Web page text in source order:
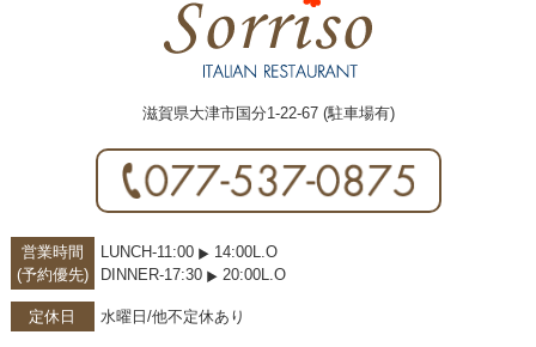
滋賀県大津市国分1-22-67 (駐車場有)
営業時間
(予約優先)
LUNCH-11:00
14:00L.O
DINNER-17:30
20:00L.O
定休日 水曜日/他不定休あり